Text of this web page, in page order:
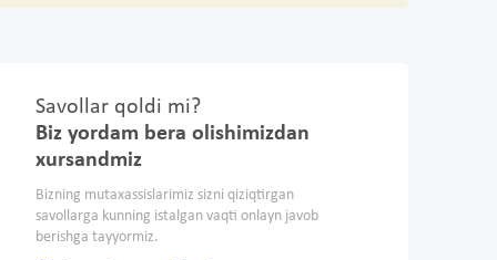
Savollar qoldi mi?
Biz yordam bera olishimizdan
xursandmiz
Bizning mutaxassislarimiz sizni qiziqtirgan
savollarga kunning istalgan vaqti onlayn javob
berishga tayyormiz.